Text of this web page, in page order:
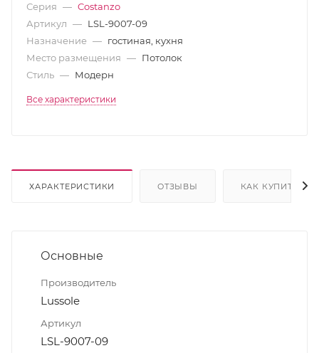
Серия — Costanzo
Артикул — LSL-9007-09
Назначение — гостиная, кухня
Место размещения — Потолок
Стиль — Модерн
Все характеристики
ХАРАКТЕРИСТИКИ ОТЗЫВЫ КАК КУПИТЬ
Основные
Производитель
Lussole
Артикул
LSL-9007-09